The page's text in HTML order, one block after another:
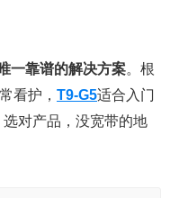
一靠谱的解决方案。根
看护， T9-G5适合入门
对产品，没宽带的地